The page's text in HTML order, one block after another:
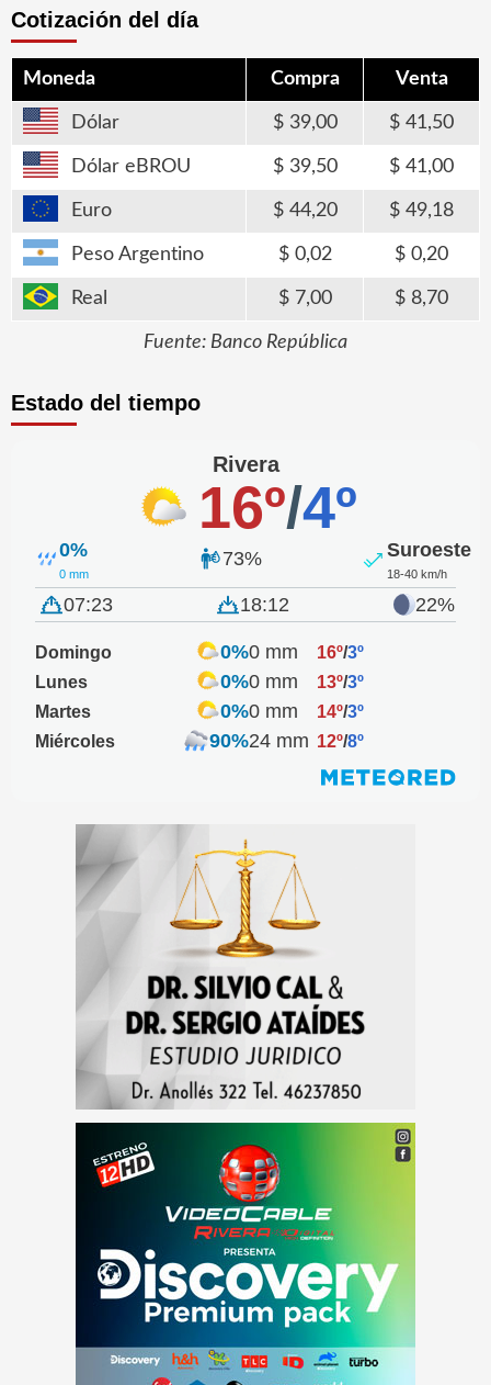
Cotización del día
Moneda Compra Venta
Dólar 39,00 41,50
Dólar eBROU 39,50 41,00
Euro 44,20 49,18
Peso Argentino 0,02 0,20
Real 7,00 8,70
Fuente: Banco República
Estado del tiempo
Rivera
16º/4º
0%
0 mm
73% Suroeste
18-40 km/h
07:23 18:12 22%
Domingo 0%0 mm 16º/3º
Lunes
0%0 mm 13º/3º
Martes
0%0 mm 14º/3º
Miércoles
90%24 mm 12º/8º